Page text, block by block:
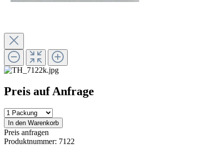
Preis auf Anfrage
In den Warenkorb
Preis anfragen
Produktnummer: 7122